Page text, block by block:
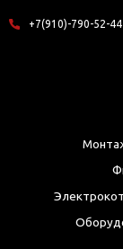
+7(910)-790-52-44